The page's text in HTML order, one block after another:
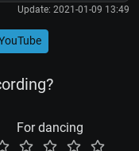
Update: 2021-01-09 13:49
For dancing